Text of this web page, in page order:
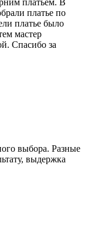
платьем. В
платье по
платье было
мастер
Спасибо за
выбора. Разные
выдержка